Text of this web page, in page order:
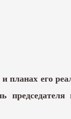
и планах его